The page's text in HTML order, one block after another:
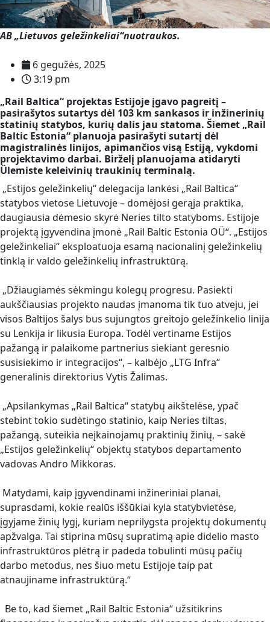
AB „Lietuvos geležinkeliai“nuotraukos.
6 gegužės, 2025
3:19 pm
„Rail Baltica“ projektas Estijoje įgavo pagreitį –
pasirašytos sutartys dėl 103 km sankasos ir inžinerinių
statinių statybos, kurių dalis jau statoma. Šiemet „Rail
Baltic Estonia“ planuoja pasirašyti sutartį dėl
magistralinės linijos, apimančios visą Estiją, vykdomi
projektavimo darbai. Birželį planuojama atidaryti
Ülemiste keleivinių traukinių terminalą.
„Estijos geležinkelių“ delegacija lankėsi „Rail Baltica“
statybos vietose Lietuvoje – domėjosi gerąja praktika,
daugiausia dėmesio skyrė Neries tilto statyboms. Estijoje
projektą įgyvendina įmonė „Rail Baltic Estonia OÜ“. „Estijos
geležinkeliai“ eksploatuoja esamą nacionalinį geležinkelių
tinklą ir valdo geležinkelių infrastruktūrą.
„Džiaugiamės sėkmingu kolegų progresu. Pasiekti
aukščiausias projekto naudas įmanoma tik tuo atveju, jei
visos Baltijos šalys bus sujungtos greitojo geležinkelio linija
su Lenkija ir likusia Europa. Todėl vertiname Estijos
pažangą ir palaikome partnerius siekiant geresnio
susisiekimo ir integracijos“, – kalbėjo „LTG Infra“
generalinis direktorius Vytis Žalimas.
„Apsilankymas „Rail Baltica“ statybų aikštelėse, ypač
stebint tokio sudėtingo statinio, kaip Neries tiltas,
pažangą, suteikia neįkainojamų praktinių žinių, – sakė
„Estijos geležinkelių“ objektų statybos departamento
vadovas Andro Mikkoras.
Matydami, kaip įgyvendinami inžineriniai planai,
suprasdami, kokie realūs iššūkiai kyla statybvietėse,
įgyjame žinių lygį, kuriam neprilygsta projektų dokumentų
apžvalga. Tai stiprina mūsų supratimą apie didelio masto
infrastruktūros plėtrą ir padeda tobulinti mūsų pačių
darbo metodus, nes šiuo metu Estijoje taip pat
atnaujiname infrastruktūrą.“
Be to, kad šiemet „Rail Baltic Estonia“ užsitikrins